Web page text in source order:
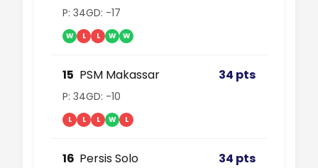
P: 34GD: -17
W L L W W
15 PSM Makassar 34 pts
P: 34GD: -10
L L L W L
16 Persis Solo 34 pts